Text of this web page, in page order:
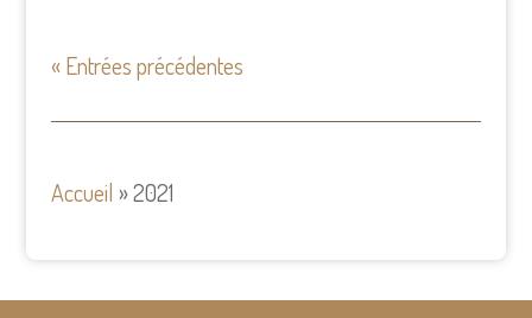
« Entrées précédentes
Accueil »2021